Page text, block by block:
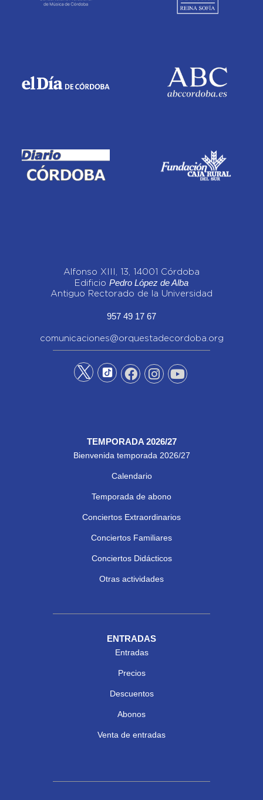
Alfonso XIII, 13, 14001 Córdoba
Edificio Pedro López de Alba
Antiguo Rectorado de la Universidad
957 49 17 67
comunicaciones@orquestadecordoba.org
TEMPORADA 2026/27
Bienvenida temporada 2026/27
Calendario
Temporada de abono
Conciertos Extraordinarios
Conciertos Familiares
Conciertos Didácticos
Otras actividades
ENTRADAS
Entradas
Precios
Descuentos
Abonos
Venta de entradas